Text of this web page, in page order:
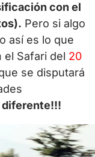
con el
Pero si algo
así es lo que
el Safari del 20
se disputará
diferente!!!